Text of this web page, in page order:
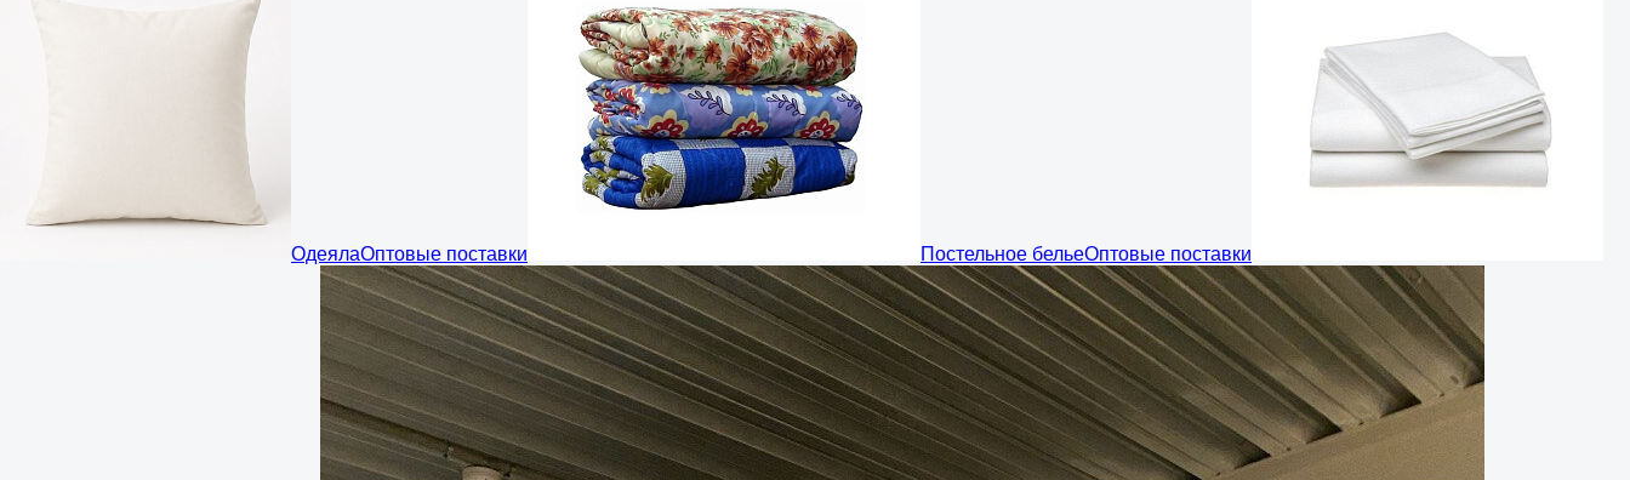
ОдеялаОптовые поставки Постельное бельеОптовые поставки